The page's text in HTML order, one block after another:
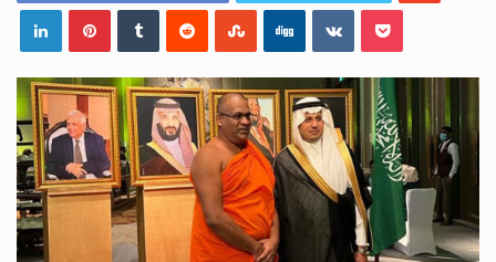
2011 වසරේදී දේශපාලන හා මානව හිමිකම් ක්‍රියාකාරීන් වන ලලිත්කුමාර් වීරරාජ් සහ කුගන් මුරුගානන්දන් යාපනයේදී අතුරුදන්…